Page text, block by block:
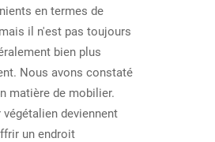
en termes de
il n'est pas toujours
bien plus
Nous avons constaté
matière de mobilier.
deviennent
un endroit